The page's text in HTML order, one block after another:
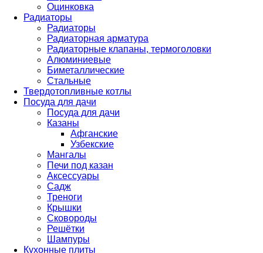
Оцинковка
Радиаторы
Радиаторы
Радиаторная арматура
Радиаторные клапаны, термоголовки
Алюминиевые
Биметаллические
Стальные
Твердотопливные котлы
Посуда для дачи
Посуда для дачи
Казаны
Афганские
Узбекские
Мангалы
Печи под казан
Аксессуары
Садж
Треноги
Крышки
Сковороды
Решётки
Шампуры
Кухонные плиты